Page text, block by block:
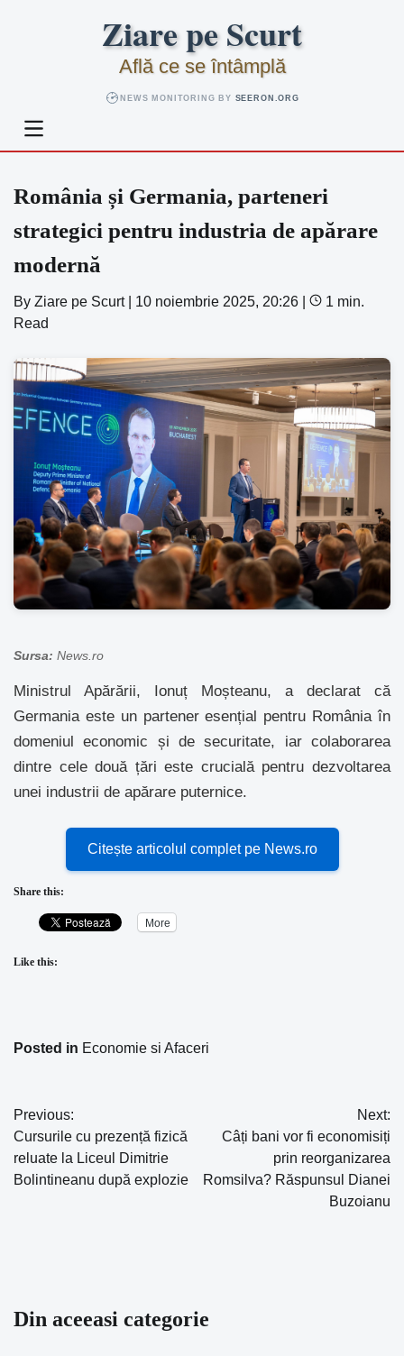
Ziare pe Scurt
Află ce se întâmplă
NEWS MONITORING BY SEERON.ORG
România și Germania, parteneri
strategici pentru industria de apărare
modernă
By Ziare pe Scurt 10 noiembrie 2025, 20:26
1 min.
Read
Sursa: News.ro
Ministrul Apărării, Ionuț Moșteanu, a declarat că
Germania este un partener esențial pentru România în
domeniul economic și de securitate, iar colaborarea
dintre cele două țări este crucială pentru dezvoltarea
unei industrii de apărare puternice.
Citește articolul complet pe News.ro
Share this:
More
Like this:
Posted in Economie si Afaceri
Navigare
în
articole
Previous:
Cursurile cu prezență fizică
reluate la Liceul Dimitrie
Bolintineanu după explozie
Next:
Câți bani vor fi economisiți
prin reorganizarea
Romsilva? Răspunsul Dianei
Buzoianu
Din aceeasi categorie